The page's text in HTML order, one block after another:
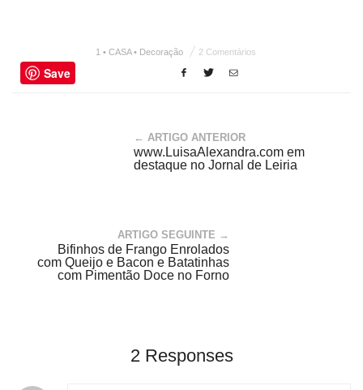
1 • CASA • Decoração 2 Comentários
Save
← ARTIGO ANTERIOR
www.LuisaAlexandra.com em
destaque no Jornal de Leiria
ARTIGO SEGUINTE →
Bifinhos de Frango Enrolados
com Queijo e Bacon e Batatinhas
com Pimentão Doce no Forno
2 Responses